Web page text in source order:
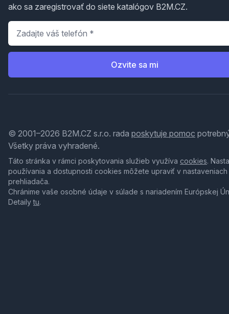
ako sa zaregistrovať do siete katalógov B2M.CZ.
Telefón
Ozvite sa mi
© 2001–2026 B2M.CZ s.r.o. rada poskytuje pomoc
Všetky práva vyhradené.
Táto stránka v rámci poskytovania služieb využíva cookies.
používania a dostupnosti cookies môžete upraviť v nastaveniach
prehliadača.
Chránime vaše osobné údaje v súlade s nariadením Európskej
Detailytu.